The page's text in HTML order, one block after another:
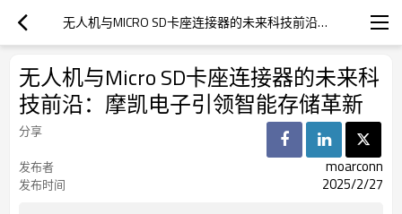
无人机与MICRO SD卡座连接器的未来科技前沿：摩凯电子引领智能存储革新
无人机与Micro SD卡座连接器的未来科
技前沿：摩凯电子引领智能存储革新
分享
发布者
moarconn
发布时间 2025/2/27